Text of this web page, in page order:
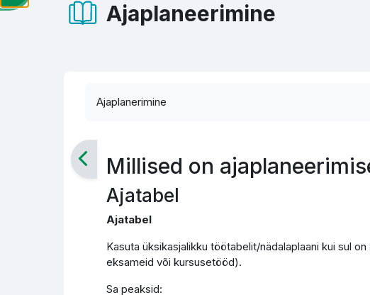
Ajaplaneerimine
Ajaplanerimine
Millised on
Ajatabel
Ajatabel
Kasuta üksikasjalikku töötabelit/nädalaplaani kui sul
eksameid või kursusetööd).
Sa peaksid: